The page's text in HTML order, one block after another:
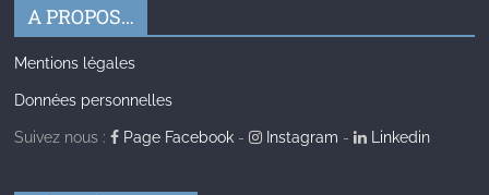
A PROPOS…
Mentions légales
Données personnelles
Suivez nous : Page Facebook - Instagram - Linkedin